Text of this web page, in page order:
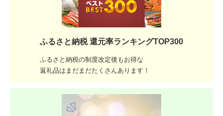
ふるさと納税 還元率ランキングTOP300
ふるさと納税の制度改定後もお得な
返礼品はまだまだたくさんあります！